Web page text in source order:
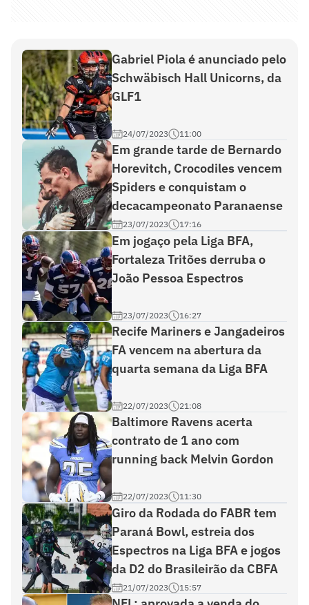
Gabriel Piola é anunciado pelo
Schwäbisch Hall Unicorns, da
GLF1
24/07/2023 11:00
Em grande tarde de Bernardo
Horevitch, Crocodiles vencem
Spiders e conquistam o
decacampeonato Paranaense
23/07/2023 17:16
Em jogaço pela Liga BFA,
Fortaleza Tritões derruba o
João Pessoa Espectros
23/07/2023 16:27
Recife Mariners e Jangadeiros
FA vencem na abertura da
quarta semana da Liga BFA
22/07/2023 21:08
Baltimore Ravens acerta
contrato de 1 ano com
running back Melvin Gordon
22/07/2023 11:30
Giro da Rodada do FABR tem
Paraná Bowl, estreia dos
Espectros na Liga BFA e jogos
da D2 do Brasileirão da CBFA
21/07/2023 15:57